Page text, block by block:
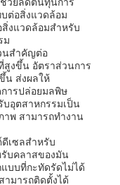
ต่อสิ่งแวดล้อม
งแวดล้อมสำหรับ
ม
นสำคัญต่อ
สูงขึ้น อัตราส่วนการ
น ส่งผลให้
ารปล่อยมลพิษ
อุตสาหกรรมเป็น
าพ สามารถทำงาน
ดีเซลสำหรับ
บคลาสของมัน
บบที่กะทัดรัดไม่ได้
ามารถติดตั้งได้